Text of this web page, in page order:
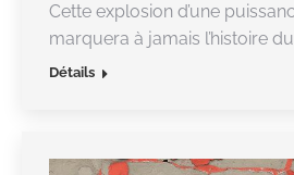
Cette explosion d’une
marquera à jamais l’histoire
Détails